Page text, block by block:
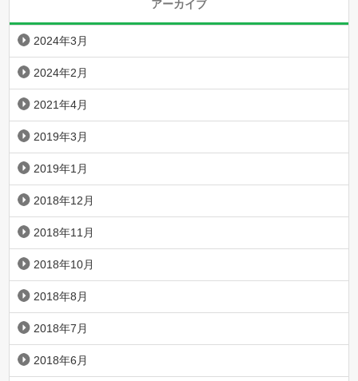
アーカイブ
2024年3月
2024年2月
2021年4月
2019年3月
2019年1月
2018年12月
2018年11月
2018年10月
2018年8月
2018年7月
2018年6月